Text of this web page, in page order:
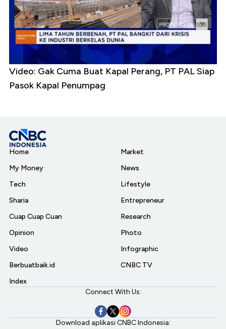
Video: Gak Cuma Buat Kapal Perang, PT PAL Siap
Pasok Kapal Penumpag
Home
My Money
Tech
Sharia
Cuap Cuap Cuan
Opinion
Video
Berbuatbaik.id
Index
Market
News
Lifestyle
Entrepreneur
Research
Photo
Infographic
CNBC TV
Connect With Us:
Download aplikasi CNBC Indonesia: